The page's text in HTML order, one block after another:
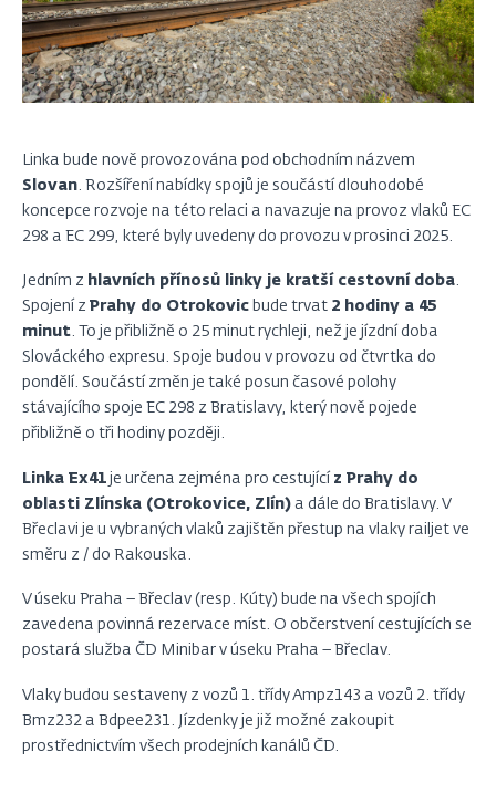
Linka bude nově provozována pod obchodním názvem
Slovan . Rozšíření nabídky spojů je součástí dlouhodobé
koncepce rozvoje na této relaci a navazuje na provoz vlaků EC
298 a EC 299, které byly uvedeny do provozu v prosinci 2025.
Jedním z hlavních přínosů linky je kratší cestovní doba.
Spojení z Prahy do Otrokovic bude trvat 2 hodiny a 45
minut. To je přibližně o 25 minut rychleji, než je jízdní doba
Slováckého expresu. Spoje budou v provozu od čtvrtka do
pondělí. Součástí změn je také posun časové polohy
stávajícího spoje EC 298 z Bratislavy, který nově pojede
přibližně o tři hodiny později.
Linka Ex41 je určena zejména pro cestující z Prahy do
oblasti Zlínska (Otrokovice, Zlín) a dále do Bratislavy. V
Břeclavi je u vybraných vlaků zajištěn přestup na vlaky railjet ve
směru z / do Rakouska.
V úseku Praha – Břeclav (resp. Kúty) bude na všech spojích
zavedena povinná rezervace míst. O občerstvení cestujících se
postará služba ČD Minibar v úseku Praha – Břeclav.
Vlaky budou sestaveny z vozů 1. třídy Ampz143 a vozů 2. třídy
Bmz232 a Bdpee231. Jízdenky je již možné zakoupit
prostřednictvím všech prodejních kanálů ČD.